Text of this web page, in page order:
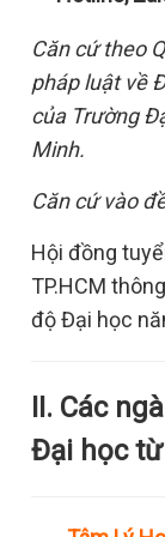
Căn cứ theo
pháp luật về
của Trường
Minh.
Căn cứ vào
Hội đồng
TP.HCM
độ Đại học
II. Các
Đại học